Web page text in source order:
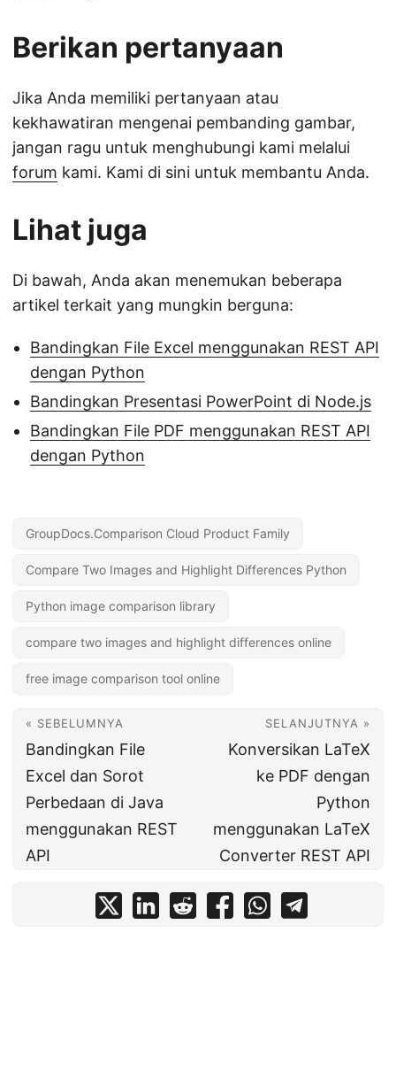
Berikan pertanyaan
Jika Anda memiliki pertanyaan atau
kekhawatiran mengenai pembanding gambar,
jangan ragu untuk menghubungi kami melalui
forum kami. Kami di sini untuk membantu Anda.
Lihat juga
Di bawah, Anda akan menemukan beberapa
artikel terkait yang mungkin berguna:
Bandingkan File Excel menggunakan REST API
dengan Python
Bandingkan Presentasi PowerPoint di Node.js
Bandingkan File PDF menggunakan REST API
dengan Python
GroupDocs.Comparison Cloud Product Family
Compare Two Images and Highlight Differences Python
Python image comparison library
compare two images and highlight differences online
free image comparison tool online
« SEBELUMNYA
Bandingkan File
Excel dan Sorot
Perbedaan di Java
menggunakan REST
API
SELANJUTNYA »
Konversikan LaTeX
ke PDF dengan
Python
menggunakan LaTeX
Converter REST API